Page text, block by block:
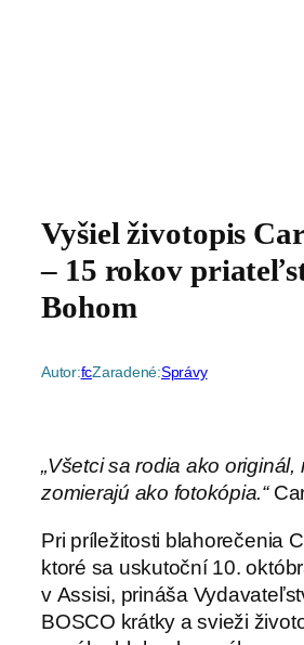
Vyšiel životopis
– 15 rokov
Bohom
Autor:fcZaradené:Správy
„Všetci sa rodia ako originál,
zomierajú ako fotokópia.“
Pri príležitosti blahorečenia
ktoré sa uskutoční 10.
v Assisi, prináša
BOSCO krátky a svieži